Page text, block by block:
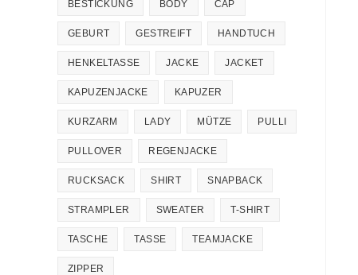
BESTICKUNG BODY CAP
GEBURT GESTREIFT HANDTUCH
HENKELTASSE JACKE JACKET
KAPUZENJACKE KAPUZER
KURZARM LADY MÜTZE PULLI
PULLOVER REGENJACKE
RUCKSACK SHIRT SNAPBACK
STRAMPLER SWEATER T-SHIRT
TASCHE TASSE TEAMJACKE
ZIPPER